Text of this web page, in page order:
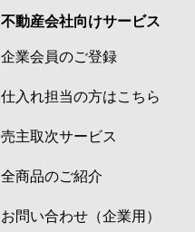
不動産会社向けサービス
企業会員のご登録
仕入れ担当の方はこちら
売主取次サービス
全商品のご紹介
お問い合わせ（企業用）